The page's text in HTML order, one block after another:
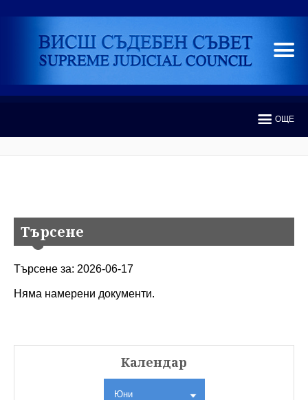
ОЩЕ
Търсене
Търсене за: 2026-06-17
Няма намерени документи.
Календар
Юни